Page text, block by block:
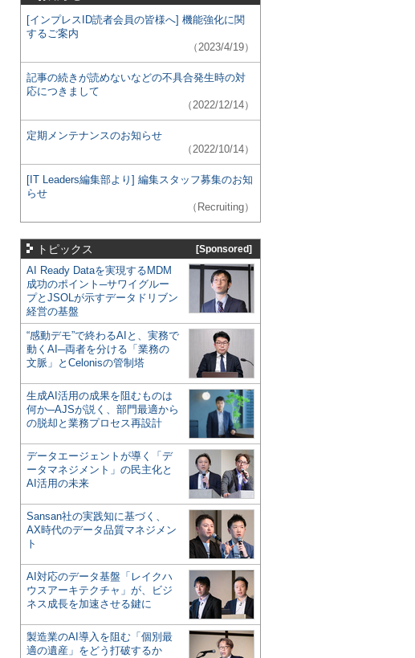
[インプレスID読者会員の皆様へ] 機能強化に関
するご案内
（2023/4/19）
記事の続きが読めないなどの不具合発生時の対
応につきまして
（2022/12/14）
定期メンテナンスのお知らせ
（2022/10/14）
[IT Leaders編集部より] 編集スタッフ募集のお知
らせ
（Recruiting）
トピックス [Sponsored]
AI Ready Dataを実現するMDM
成功のポイント─サワイグルー
プとJSOLが示すデータドリブン
経営の基盤
“感動デモ”で終わるAIと、実務で
動くAI─両者を分ける「業務の
文脈」とCelonisの管制塔
生成AI活用の成果を阻むものは
何か─AJSが説く、部門最適から
の脱却と業務プロセス再設計
データエージェントが導く「デ
ータマネジメント」の民主化と
AI活用の未来
Sansan社の実践知に基づく、
AX時代のデータ品質マネジメン
ト
AI対応のデータ基盤「レイクハ
ウスアーキテクチャ」が、ビジ
ネス成長を加速させる鍵に
製造業のAI導入を阻む「個別最
適の遺産」をどう打破するか